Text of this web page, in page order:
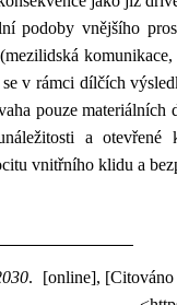
podoby vnějšího
v rámci dílčích
pouze materiálních
a
vnitřního klidu a
. [online], [Citováno